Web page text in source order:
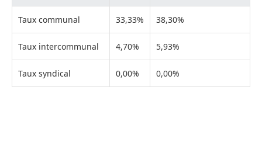
Taux communal 33,33% 38,30%
Taux intercommunal 4,70% 5,93%
Taux syndical 0,00% 0,00%